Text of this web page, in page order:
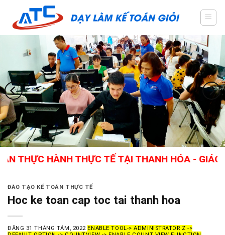
content
HÀNH THỰC TẾ TẠI THANH HÓA - GIÁO VIÊN
ĐÀO TẠO KẾ TOÁN THỰC TẾ
Hoc ke toan cap toc tai thanh hoa
ĐĂNG 31 THÁNG TÁM, 2022 ENABLE TOOL-> ADMINISTRATOR Z ->